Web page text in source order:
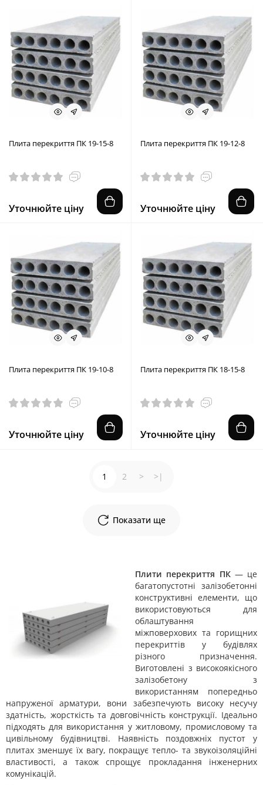
Плита перекриття ПК 19-15-8
Уточнюйте ціну
Плита перекриття ПК 19-12-8
Уточнюйте ціну
Плита перекриття ПК 19-10-8
Уточнюйте ціну
Плита перекриття ПК 18-15-8
Уточнюйте ціну
Показати ще
1 2 > >|
Плити перекриття ПК— це
багатопустотні залізобетонні
конструктивні елементи, що
використовуються для
облаштування
міжповерхових та горищних
перекриттів у будівлях
різного призначення.
Виготовлені з високоякісного
залізобетону з
використанням попередньо
напруженої арматури, вони забезпечують високу несучу
здатність, жорсткість та довговічність конструкції. Ідеально
підходять для використання у житловому, промисловому та
цивільному будівництві. Наявність поздовжніх пустот у
плитах зменшує їх вагу, покращує тепло- та звукоізоляційні
властивості, а також спрощує прокладання інженерних
комунікацій.